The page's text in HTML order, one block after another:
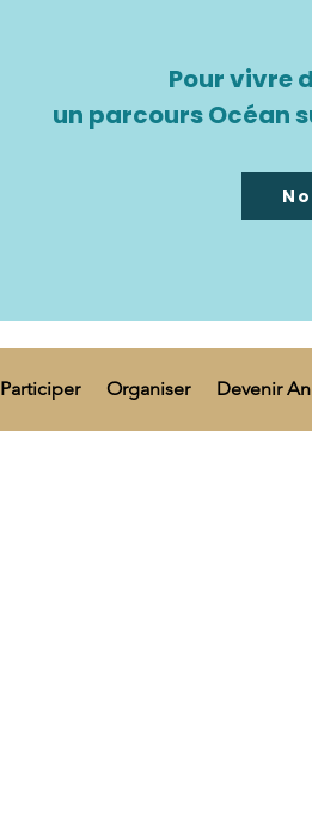
Pour vivre
un parcours Océan
Participer Organiser Devenir